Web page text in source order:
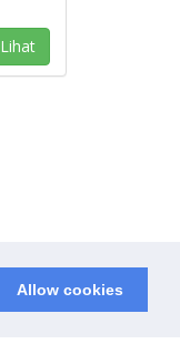
Allow cookies
Lihat
Tentang